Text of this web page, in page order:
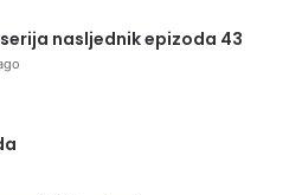
nasljednik epizoda 43